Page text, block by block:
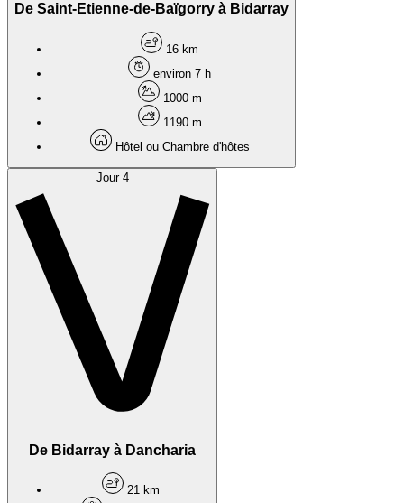
De Saint-Etienne-de-Baïgorry à Bidarray
16 km
environ 7 h
1000 m
1190 m
Hôtel ou Chambre d'hôtes
Jour 4
De Bidarray à Dancharia
21 km